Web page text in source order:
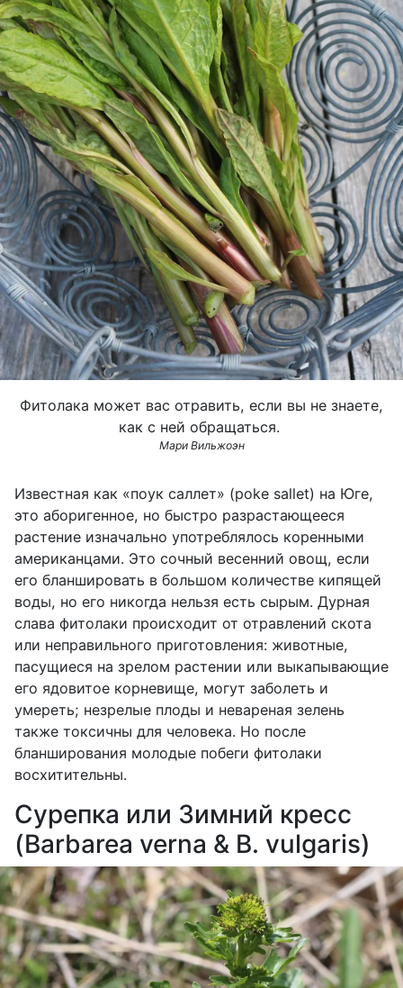
Фитолака может вас отравить, если вы не знаете,
как с ней обращаться.
Мари Вильжоэн
Известная как «поук саллет» (poke sallet) на Юге,
это аборигенное, но быстро разрастающееся
растение изначально употреблялось коренными
американцами. Это сочный весенний овощ, если
его бланшировать в большом количестве кипящей
воды, но его никогда нельзя есть сырым. Дурная
слава фитолаки происходит от отравлений скота
или неправильного приготовления: животные,
пасущиеся на зрелом растении или выкапывающие
его ядовитое корневище, могут заболеть и
умереть; незрелые плоды и невареная зелень
также токсичны для человека. Но после
бланширования молодые побеги фитолаки
восхитительны.
Сурепка или Зимний кресс
(Barbarea verna & B. vulgaris)